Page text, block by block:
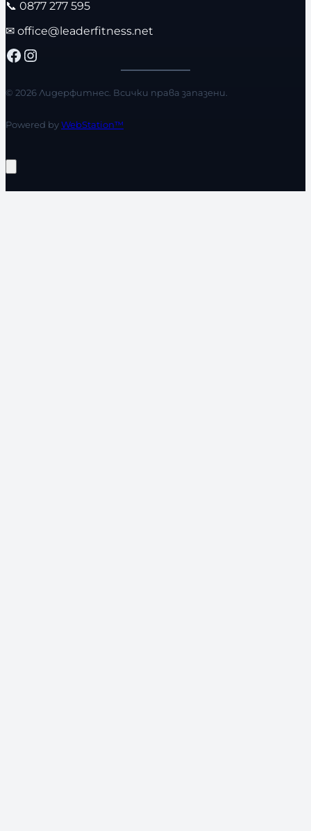
📞 0877 277 595
✉ office@leaderfitness.net
Facebook Instagram
© 2026 Лидерфитнес. Всички права запазени.
Powered byWebStation™